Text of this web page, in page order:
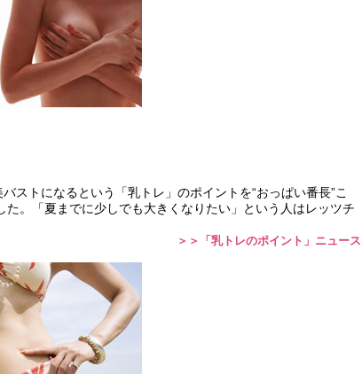
ストになるという「乳トレ」のポイントを“おっぱい番長”こ
。「夏までに少しでも大きくなりたい」という人はレッツチ
＞＞「乳トレのポイント」ニュース